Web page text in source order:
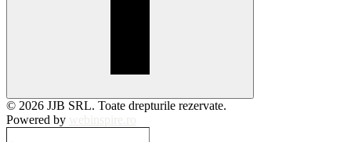
© 2026 JJB SRL. Toate drepturile rezervate.
Powered by